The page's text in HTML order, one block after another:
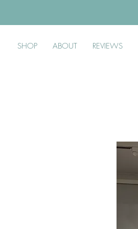
SHOP ABOUT REVIEWS